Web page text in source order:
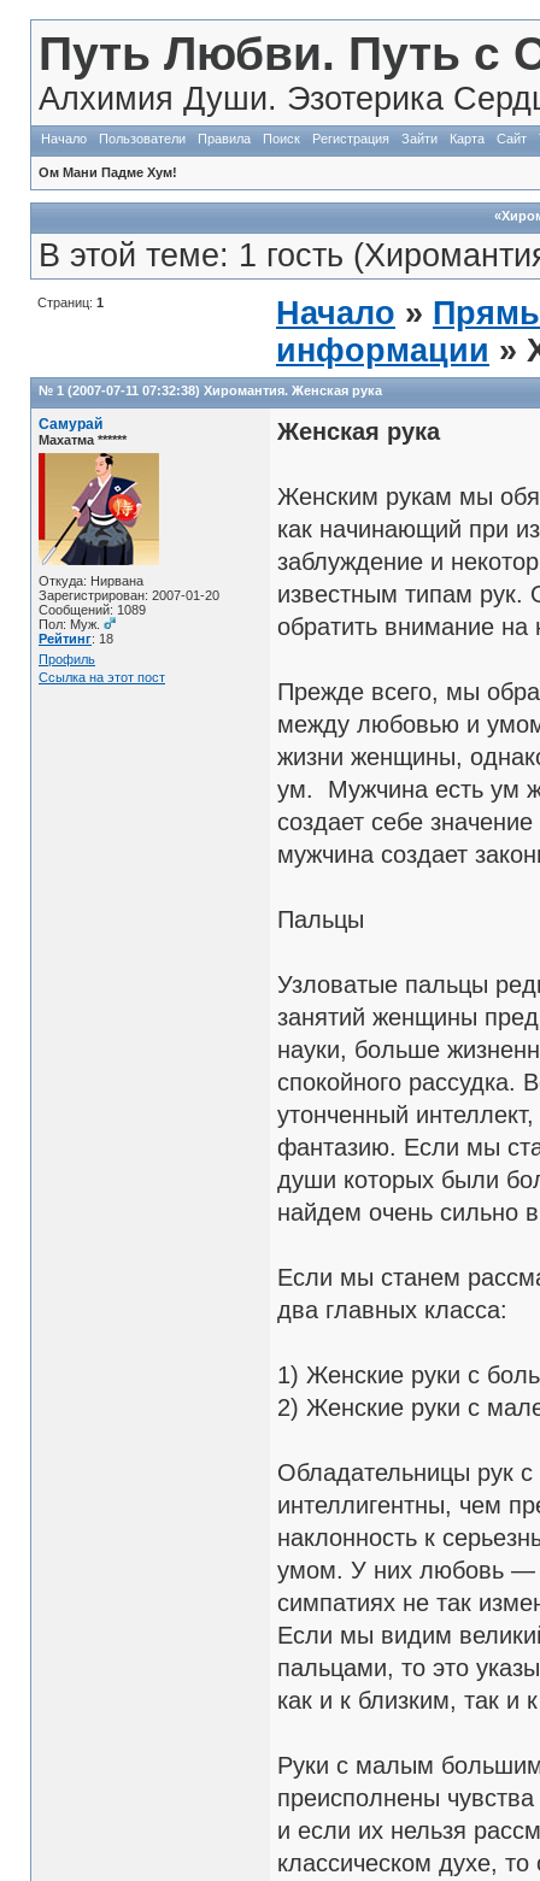
Путь Любви. Путь с
Алхимия Души. Эзотерика
Начало Пользователи Правила Поиск Регистрация Зайти Карта Сайт
Ом Мани Падме Хум!
В этой теме: 1 гость
Страниц: 1 Начало »
информации »
№ 1 (2007-07-11 07:32:38) Хиромантия. Женская рука
Самурай
Махатма ******
Откуда: Нирвана
Зарегистрирован: 2007-01-20
Сообщений: 1089
Пол: Муж.
Рейтинг: 18
Профиль
Ссылка на этот пост
Женская рука
Женским рукам мы
как начинающий при
заблуждение и
известным типам рук.
обратить внимание на
Прежде всего, мы
между любовью и
жизни женщины,
ум. Мужчина есть ум
создает себе
мужчина создает
Пальцы
Узловатые пальцы
занятий женщины
науки, больше
спокойного рассудка.
утонченный
фантазию. Если мы
души которых были
найдем очень сильно
Если мы станем
два главных класса:
1) Женские руки с
2) Женские руки с
Обладательницы рук
интеллигентны, чем
наклонность к
умом. У них любовь —
симпатиях не так
Если мы видим
пальцами, то это
как и к близким, так и
Руки с малым
преисполнены
и если их нельзя
классическом духе,